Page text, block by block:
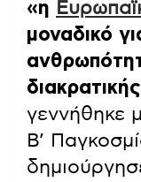
«η
μοναδικό
γεννήθηκε
Β’